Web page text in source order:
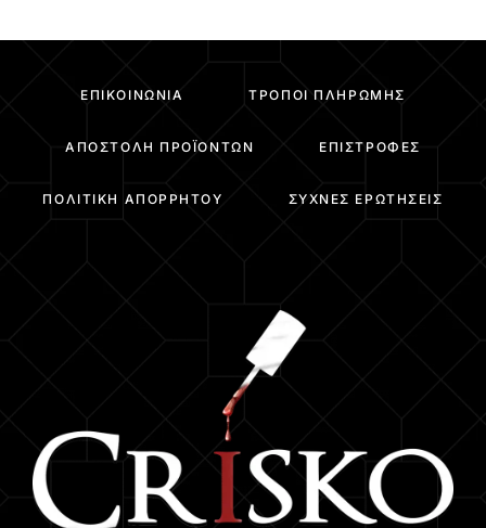
ΕΠΙΚΟΙΝΩΝΊΑ ΤΡΌΠΟΙ ΠΛΗΡΩΜΉΣ
ΑΠΟΣΤΟΛΉ ΠΡΟΪΌΝΤΩΝ ΕΠΙΣΤΡΟΦΈΣ
ΠΟΛΙΤΙΚΉ ΑΠΟΡΡΉΤΟΥ ΣΥΧΝΈΣ ΕΡΩΤΉΣΕΙΣ